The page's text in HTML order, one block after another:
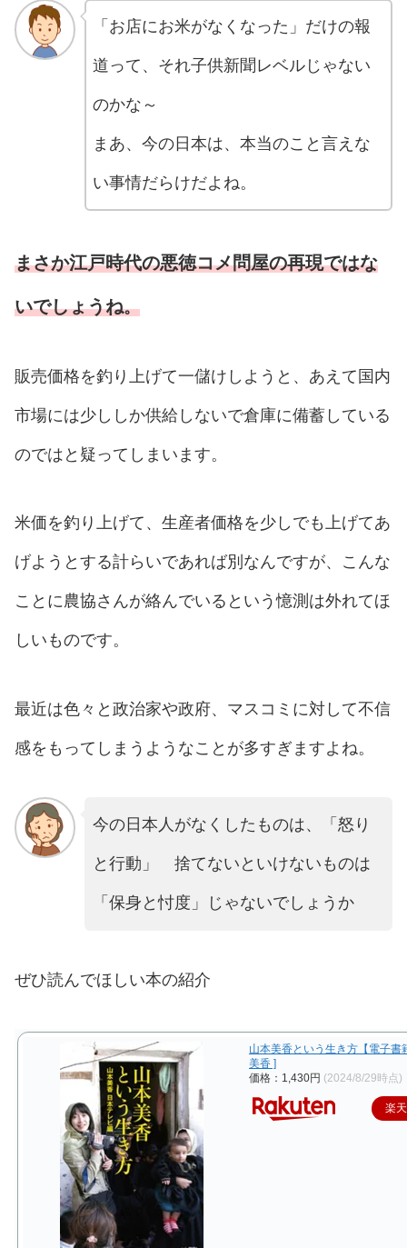
「お店にお米がなくなった」だけの報
道って、それ子供新聞レベルじゃない
のかな～
まあ、今の日本は、本当のこと言えな
い事情だらけだよね。
まさか江戸時代の悪徳コメ問屋の再現ではな
いでしょうね。
販売価格を釣り上げて一儲けしようと、あえて国内
市場には少ししか供給しないで倉庫に備蓄している
のではと疑ってしまいます。
米価を釣り上げて、生産者価格を少しでも上げてあ
げようとする計らいであれば別なんですが、こんな
ことに農協さんが絡んでいるという憶測は外れてほ
しいものです。
最近は色々と政治家や政府、マスコミに対して不信
感をもってしまうようなことが多すぎますよね。
今の日本人がなくしたものは、「怒り
と行動」 捨てないといけないものは
「保身と忖度」じゃないでしょうか
ぜひ読んでほしい本の紹介
山本美香という生き方【電子書
美香 ]
価格：1,430円 (2024/8/29時点)
楽